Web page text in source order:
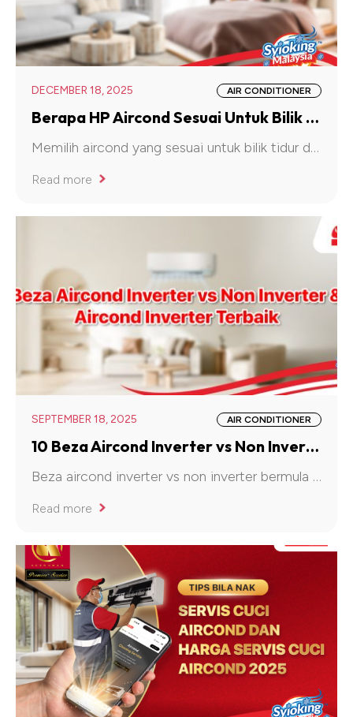
DECEMBER 18, 2025 AIR CONDITIONER
Berapa HP Aircond Sesuai Untuk Bilik Tidur & Ruang Tamu?
Memilih aircond yang sesuai untuk bilik tidur dan ruang tamu bukan sekadar soal “mahu sejuk cepat”
Read more
SEPTEMBER 18, 2025 AIR CONDITIONER
10 Beza Aircond Inverter vs Non Inverter & Aircond Inverter Terbaik
Beza aircond inverter vs non inverter bermula pada kawalan kompresor.
Read more